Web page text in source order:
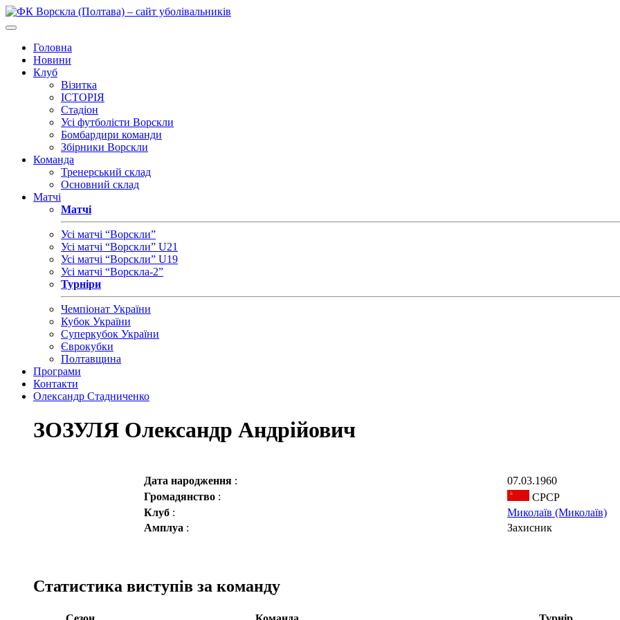
Головна
Новини
Клуб
Візитка
ІСТОРІЯ
Стадіон
Усі футболісти Ворскли
Бомбардири команди
Збірники Ворскли
Команда
Тренерський склад
Основний склад
Матчі
Матчі
Усі матчі “Ворскли”
Усі матчі “Ворскли” U21
Усі матчі “Ворскли” U19
Усі матчі “Ворскла-2”
Турніри
Чемпіонат України
Кубок України
Суперкубок України
Єврокубки
Полтавщина
Програми
Контакти
Олександр Стадниченко
ЗОЗУЛЯ Олександр Андрійович
Дата народження :
07.03.1960
Громадянство :
СРСР
Клуб :
Миколаїв (Миколаїв)
Амплуа : Захисник
Статистика виступів за команду